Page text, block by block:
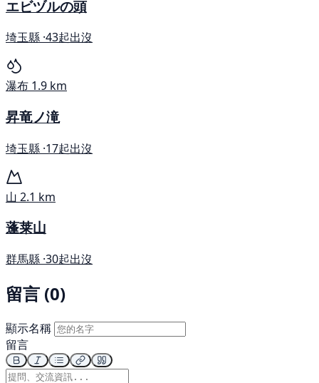
エビヅルの頭
埼玉縣 ·43起出沒
瀑布 1.9 km
昇竜ノ滝
埼玉縣 ·17起出沒
山 2.1 km
蓬莱山
群馬縣 ·30起出沒
留言 (0)
顯示名稱
留言